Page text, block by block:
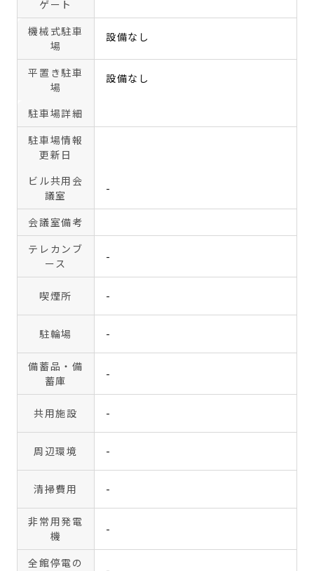
ゲート
機械式駐車
場
設備なし
平置き駐車
場
設備なし
駐車場詳細
駐車場情報
更新日
ビル共用会
議室
-
会議室備考
テレカンブ
ース
-
喫煙所 -
駐輪場 -
備蓄品・備
蓄庫
-
共用施設 -
周辺環境 -
清掃費用 -
非常用発電
機
-
全館停電の